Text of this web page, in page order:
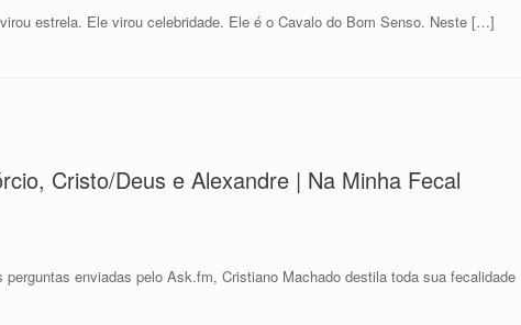
estrela. Ele virou celebridade. Ele é o Cavalo do Bom Senso. Neste […]
Cristo/Deus e Alexandre | Na Minha Fecal
enviadas pelo Ask.fm, Cristiano Machado destila toda sua fecalidade